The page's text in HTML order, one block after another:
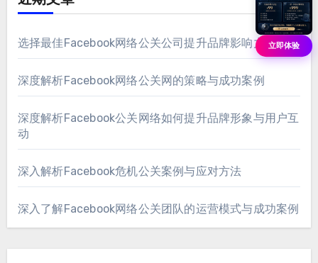
选择最佳Facebook网络公关公司提升品牌影响力
深度解析Facebook网络公关网的策略与成功案例
深度解析Facebook公关网络如何提升品牌形象与用户互
动
深入解析Facebook危机公关案例与应对方法
深入了解Facebook网络公关团队的运营模式与成功案例
立即体验